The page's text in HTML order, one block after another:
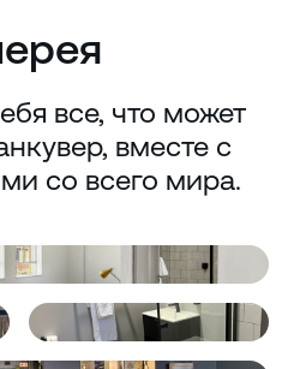
все, что может
вместе с
со всего мира.